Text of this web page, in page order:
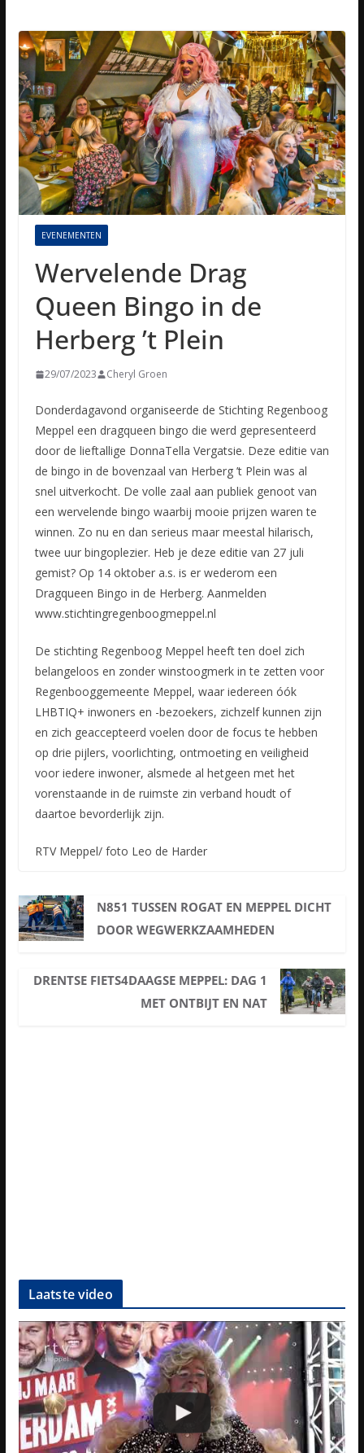
EVENEMENTEN
Wervelende Drag
Queen Bingo in de
Herberg ’t Plein
29/07/2023 Cheryl Groen
Donderdagavond organiseerde de Stichting Regenboog
Meppel een dragqueen bingo die werd gepresenteerd
door de lieftallige DonnaTella Vergatsie. Deze editie van
de bingo in de bovenzaal van Herberg ’tPlein was al
snel uitverkocht. De volle zaal aan publiek genoot van
een wervelende bingo waarbij mooie prijzen waren te
winnen. Zo nu en dan serieus maar meestal hilarisch,
twee uur bingoplezier. Heb je deze editie van 27 juli
gemist? Op 14 oktober a.s. is er wederom een
Dragqueen Bingo in de Herberg. Aanmelden
www.stichtingregenboogmeppel.nl
De stichting Regenboog Meppel heeft ten doel zich
belangeloos en zonder winstoogmerk in te zetten voor
Regenbooggemeente Meppel, waar iedereen óók
LHBTIQ+ inwoners en -bezoekers, zichzelf kunnen zijn
en zich geaccepteerd voelen door de focus te hebben
op drie pijlers, voorlichting, ontmoeting en veiligheid
voor iedere inwoner, alsmede al hetgeen met het
vorenstaande in de ruimste zin verband houdt of
daartoe bevorderlijk zijn.
RTV Meppel/ foto Leo de Harder
N851 TUSSEN ROGAT EN MEPPEL DICHT
DOOR WEGWERKZAAMHEDEN
DRENTSE FIETS4DAAGSE MEPPEL: DAG 1
MET ONTBIJT EN NAT
Laatste video